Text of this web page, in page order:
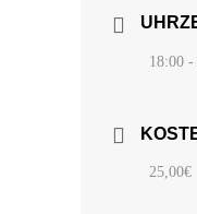
18:00
25,00€